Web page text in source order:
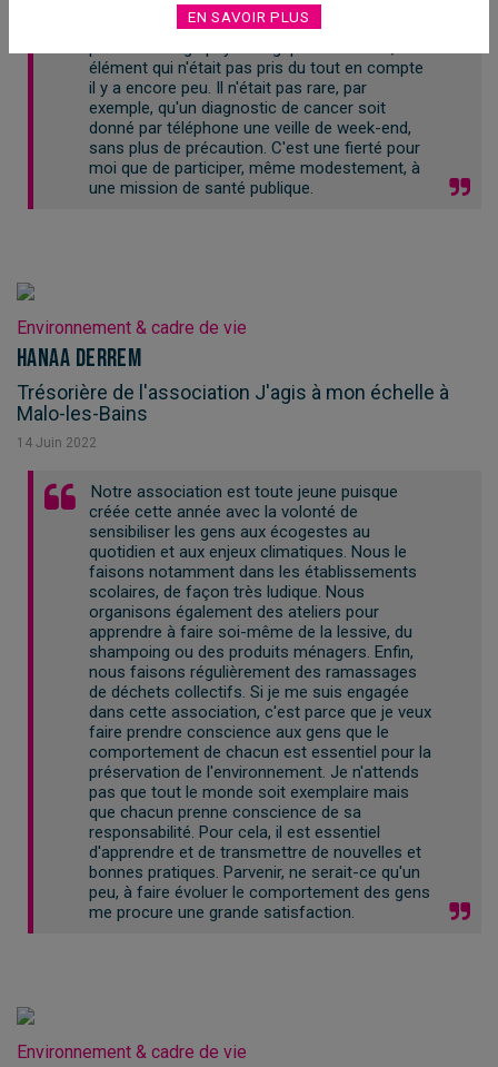
mon expérience de terrain, mon ressenti lors
de la maladie, leur permet d'avancer dans la
élément qui n'était pas pris du tout en compte
il y a encore peu. Il n'était pas rare, par
exemple, qu'un diagnostic de cancer soit
donné par téléphone une veille de week-end,
sans plus de précaution. C'est une fierté pour
moi que de participer, même modestement, à
une mission de santé publique.
Environnement & cadre de vie
Hanaa Derrem
Trésorière de l'association J'agis à mon échelle à
Malo-les-Bains
14 Juin 2022
Notre association est toute jeune puisque
créée cette année avec la volonté de
sensibiliser les gens aux écogestes au
quotidien et aux enjeux climatiques. Nous le
faisons notamment dans les établissements
scolaires, de façon très ludique. Nous
organisons également des ateliers pour
apprendre à faire soi-même de la lessive, du
shampoing ou des produits ménagers. Enfin,
nous faisons régulièrement des ramassages
de déchets collectifs. Si je me suis engagée
dans cette association, c'est parce que je veux
faire prendre conscience aux gens que le
comportement de chacun est essentiel pour la
préservation de l'environnement. Je n'attends
pas que tout le monde soit exemplaire mais
que chacun prenne conscience de sa
responsabilité. Pour cela, il est essentiel
d'apprendre et de transmettre de nouvelles et
bonnes pratiques. Parvenir, ne serait-ce qu'un
peu, à faire évoluer le comportement des gens
me procure une grande satisfaction.
Environnement & cadre de vie
EN SAVOIR PLUS